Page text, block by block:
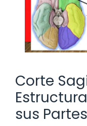
Corte
sus Partes